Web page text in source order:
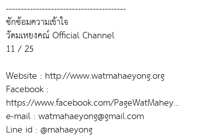
----------------------------------------
ซักซ้อมความเข้าใจ
วัดมเหยงคณ์ Official Channel
11 / 25
Website : http://www.watmahaeyong.org
Facebook :
https://www.facebook.com/PageWatMahey...
e-mail : watmahaeyong@gmail.com
Line id : @mahaeyong